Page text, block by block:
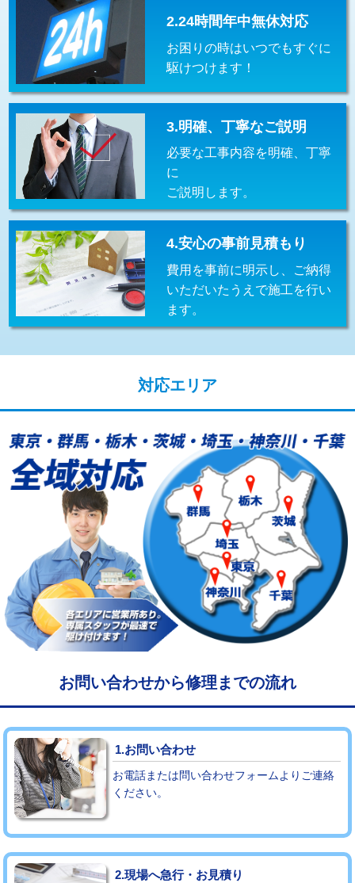
交換・取付(混合水栓（壁付・デッキ
式・ワンホール）)
16,500円+材料費
交換・取付(排水栓・排水トラップ
（P/S/ポップアップ））
22,000円+材料費
交換・取付（その他部品） 11,000円+材料費
持込商品取付（単水栓） 13,200円
持込商品取付（混合水栓） 16,500円
持込商品取付（浄水器・分岐水栓） 16,500円
給水管工事※（ホール加工) 16,500円
給水管工事※（バンド止め) 3,300円
給水管工事※（支持金具設置)
業)
給水管工事※（塩ビ管（VP・HI）使
用/3ｍまで)
33,000円
給水管工事※（塩ビ管（VP・HI）使
用（追加）/3ｍ超え)
+8,800円
給水管工事※（ライニング鋼管・銅
管・ポリ管・HT管使用/3ｍまで)
44,000円
給水管工事※（ライニング鋼管・銅
管・ポリ管・HT管使用/3ｍ超え)
+8,800円
マス交換（土の掘削・埋め戻し作業） 11,000円~
マス交換（深さ50㎝未満） 55,000円
マス交換（深さ50㎝以上） 66,000円
コンクリート斫り（厚さ10㎝まで）
コンクリート斫り（厚さ10㎝超え） 38,500円
モルタル補修（厚さ10㎝まで）
モルタル補修（厚さ10㎝超え） 38,500円
追加人工 16,500円
2.24時間年中無休対応
お困りの時はいつでもすぐに
駆けつけます！
3.明確、丁寧なご説明
必要な工事内容を明確、丁寧
に
ご説明します。
4.安心の事前見積もり
費用を事前に明示し、ご納得
いただいたうえで施工を行い
ます。
対応エリア
お問い合わせから修理までの流れ
1.お問い合わせ
お電話または問い合わせフォームよりご連絡
ください。
2.現場へ急行・お見積り